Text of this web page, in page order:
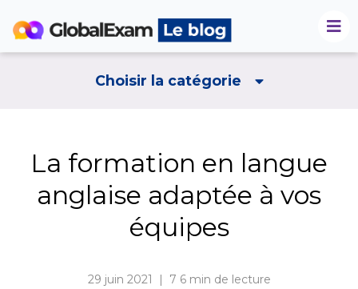
Choisir la catégorie
La formation en langue
anglaise adaptée à vos
équipes
29 juin 2021 | 7 6 min de lecture